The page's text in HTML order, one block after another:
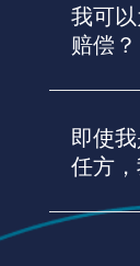
我可
赔偿？
即使
任方